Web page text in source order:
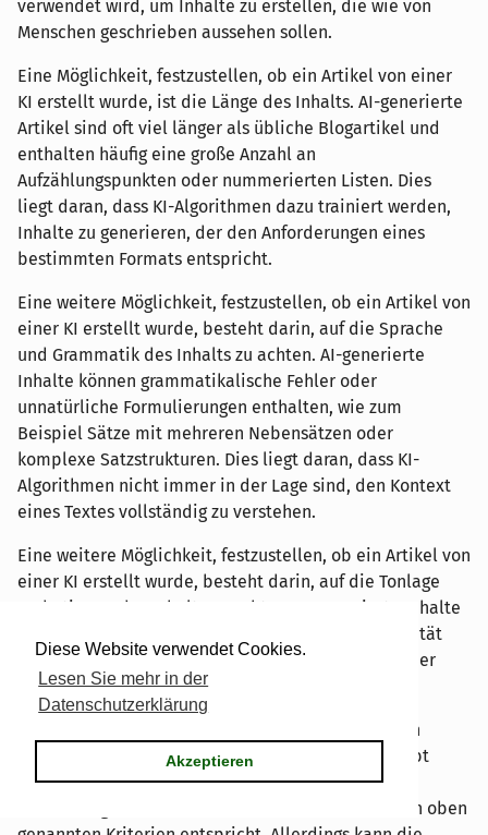
Diese Website verwendet Cookies.
Lesen Sie mehr in der
Datenschutzerklärung
Akzeptieren
verwendet wird, um Inhalte zu erstellen, die wie von
Menschen geschrieben aussehen sollen.
Eine Möglichkeit, festzustellen, ob ein Artikel von einer
KI erstellt wurde, ist die Länge des Inhalts. AI-generierte
Artikel sind oft viel länger als übliche Blogartikel und
enthalten häufig eine große Anzahl an
Aufzählungspunkten oder nummerierten Listen. Dies
liegt daran, dass KI-Algorithmen dazu trainiert werden,
Inhalte zu generieren, der den Anforderungen eines
bestimmten Formats entspricht.
Eine weitere Möglichkeit, festzustellen, ob ein Artikel von
einer KI erstellt wurde, besteht darin, auf die Sprache
und Grammatik des Inhalts zu achten. AI-generierte
Inhalte können grammatikalische Fehler oder
unnatürliche Formulierungen enthalten, wie zum
Beispiel Sätze mit mehreren Nebensätzen oder
komplexe Satzstrukturen. Dies liegt daran, dass KI-
Algorithmen nicht immer in der Lage sind, den Kontext
eines Textes vollständig zu verstehen.
Eine weitere Möglichkeit, festzustellen, ob ein Artikel von
einer KI erstellt wurde, besteht darin, auf die Tonlage
und Stimme des Inhalts zu achten. AI-generierte Inhalte
können oft eine robotische oder maschinelle Qualität
haben, da sie nicht in der Lage sind, Emotionen oder
Nuancen wie Menschen zu vermitteln.
Zu guter Letzt ist es wichtig zu beachten, dass auch
menschliche Autoren Fehler machen können. Es gibt
keine Garantie dafür, dass ein Artikel von einem
Menschen geschrieben wurde, nur weil er nicht den oben